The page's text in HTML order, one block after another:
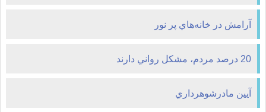
آرامش در خانه‌هاي پر نور
20 درصد مردم، مشکل رواني دارند
آيين مادرشوهرداري